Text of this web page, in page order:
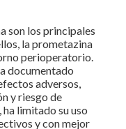
son los principales
la prometazina
perioperatorio.
documentado
adversos,
y riesgo de
limitado su uso
y con mejor